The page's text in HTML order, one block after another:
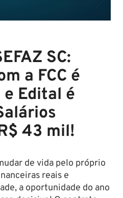
SC:
a FCC é
e Edital é
43 mil!
de vida pelo próprio
reais e
a oportunidade do ano